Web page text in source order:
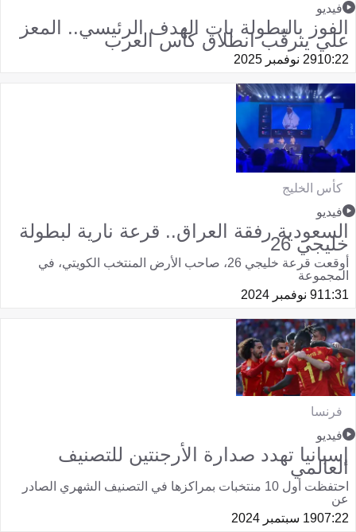
فيديو
الفوز بالبطولة بات الهدف الرئيسي.. المعز
علي يترقّب انطلاق كأس العرب
10:2229 نوفمبر 2025
كأس الخليج
فيديو
السعودية رفقة العراق.. قرعة نارية لبطولة
خليجي 26
أوقعت قرعة خليجي 26، صاحب الأرض المنتخب الكويتي، في
المجموعة
11:319 نوفمبر 2024
فرنسا
فيديو
إسبانيا تهدد صدارة الأرجنتين للتصنيف
العالمي
احتفظت أول 10 منتخبات بمراكزها في التصنيف الشهري الصادر
عن
07:2219 سبتمبر 2024